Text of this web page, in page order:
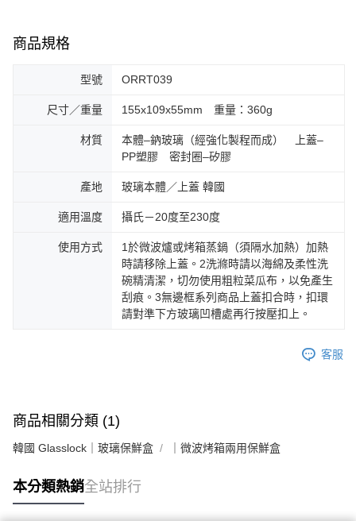
商品規格
型號 ORRT039
尺寸／重量 155x109x55mm 重量：360g
材質
本體–鈉玻璃（經強化製程而成） 上蓋–
PP塑膠 密封圈–矽膠
產地 玻璃本體／上蓋 韓國
適用溫度 攝氏－20度至230度
使用方式
1於微波爐或烤箱蒸鍋（須隔水加熱）加熱
時請移除上蓋。2洗滌時請以海綿及柔性洗
碗精清潔，切勿使用粗粒菜瓜布，以免產生
刮痕。3無邊框系列商品上蓋扣合時，扣環
請對準下方玻璃凹槽處再行按壓扣上。
客服
商品相關分類 (1)
韓國 Glasslock｜玻璃保鮮盒 ｜微波烤箱兩用保鮮盒
本分類熱銷全站排行